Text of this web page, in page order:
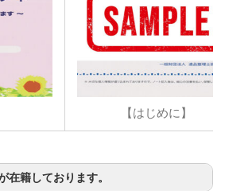
【はじめに】
在籍しております。